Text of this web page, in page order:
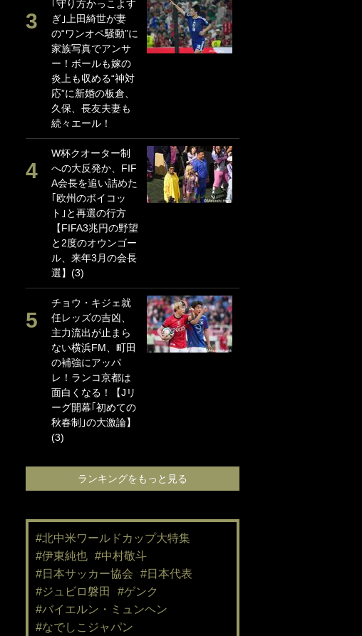
｢守り方かっこよす
ぎ｣上田綺世が妻
の“ワンオペ騒動”に
家族写真でアンサ
ー！ボールも嫁の
炎上も収める“神対
応”に新婚の板倉、
久保、長友夫妻も
続々エール！
W杯クオーター制
への大反発か、FIF
A会長を追い詰めた
｢欧州のボイコッ
ト｣と再選の行方
【FIFA3兆円の野望
と2度のオウンゴー
ル、来年3月の会長
選】(3)
チョウ・キジェ就
任レッズの吉凶、
主力流出が止まら
ない横浜FM、町田
の補強にアッパ
レ！ランコ京都は
面白くなる！【Jリ
ーグ開幕｢初めての
秋春制｣の大激論】
(3)
ランキングをもっと見る
#北中米ワールドカップ大特集
#伊東純也 #中村敬斗
#日本サッカー協会
#日本代表
#ジュビロ磐田
#ゲンク
#バイエルン・ミュンヘン
#なでしこジャパン